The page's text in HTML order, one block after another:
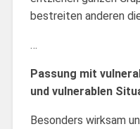
bestreiten anderen
…
Passung mit
und vulnerablen
Besonders wirksam